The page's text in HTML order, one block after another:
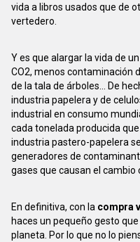
vida a libros usados que de
vertedero.
Y es que alargar la vida de
CO2, menos contaminación
de la tala de árboles... De
industria papelera y de
industrial en consumo
cada tonelada producida
industria pastero-papelera
generadores de
gases que causan el cambio
En definitiva, con la compra
haces un pequeño gesto
planeta. Por lo que no lo